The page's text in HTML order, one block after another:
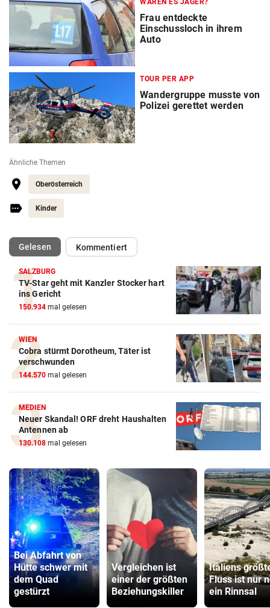
WAREN ES JÄGER?
Frau entdeckte
Einschussloch in ihrem
Auto
TOUR PER APP
Wandergruppe musste von
Polizei gerettet werden
Ähnliche Themen
Oberösterreich
Kinder
Gelesen(ausgewählt)Kommentiert
SALZBURG
TV-Star geht mit Kanzler Stocker hart
ins Gericht
150.934 mal gelesen
WIEN
Cobra stürmt Dorotheum, Täter ist
verschwunden
144.570 mal gelesen
MEDIEN
Neuer Skandal! ORF dreht Haushalten
Antennen ab
130.108 mal gelesen
Bei Abfahrt von
Hütte schwer mit
dem Quad
gestürzt
Vergleichen ist
einer der größten
Beziehungskiller
Italiens
Fluss ist nur
ein Rinnsal